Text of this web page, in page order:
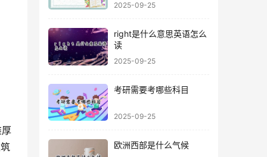
2025-09-25
right是什么意思英语怎么
读
2025-09-25
考研需要考哪些科目
2025-09-25
欧洲西部是什么气候